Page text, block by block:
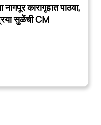
कारागृहात पाठवा,
सुळेंची CM